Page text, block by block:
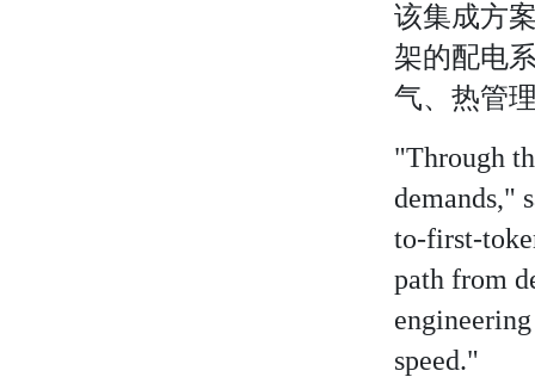
该集成方
架的配电
气、热管
"Through
demands,"
to-first-
path from
speed."